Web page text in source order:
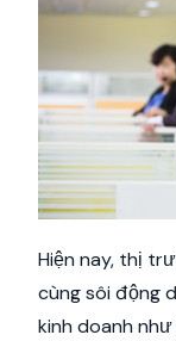
Hiện nay, thị
cùng sôi động
kinh doanh